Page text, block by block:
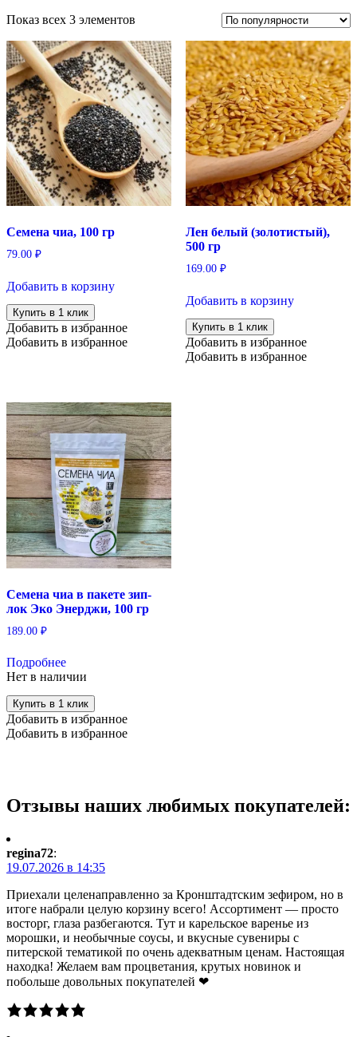
Показ всех 3 элементов
Семена чиа, 100 гр
79.00 ₽
Добавить в корзину
Купить в 1 клик
Добавить в избранное
Добавить в избранное
Лен белый (золотистый),
500 гр
169.00 ₽
Добавить в корзину
Купить в 1 клик
Добавить в избранное
Добавить в избранное
Семена чиа в пакете зип-
лок Эко Энерджи, 100 гр
189.00 ₽
Подробнее
Нет в наличии
Купить в 1 клик
Добавить в избранное
Добавить в избранное
Отзывы наших любимых покупателей:
regina72:
19.07.2026 в 14:35
Приехали целенаправленно за Кронштадтским зефиром, но в
итоге набрали целую корзину всего! Ассортимент — просто
восторг, глаза разбегаются. Тут и карельское варенье из
морошки, и необычные соусы, и вкусные сувениры с
питерской тематикой по очень адекватным ценам. Настоящая
находка! Желаем вам процветания, крутых новинок и
побольше довольных покупателей ❤